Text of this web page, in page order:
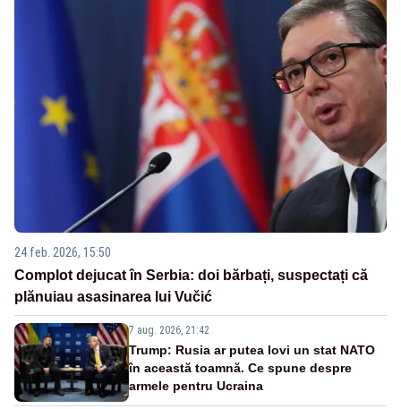
24 feb. 2026, 15:50
Complot dejucat în Serbia: doi bărbați, suspectați că
plănuiau asasinarea lui Vučić
7 aug. 2026, 21:42
Trump: Rusia ar putea lovi un stat NATO
în această toamnă. Ce spune despre
armele pentru Ucraina